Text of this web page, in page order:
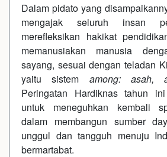
Dalam pidato yang
mengajak seluruh insan
merefleksikan hakikat
memanusiakan manusia
sayang, sesuai dengan teladan
yaitu sistem among: asah,
Peringatan Hardiknas tahun
untuk meneguhkan kembali
dalam membangun sumber
unggul dan tangguh menuju
bermartabat.